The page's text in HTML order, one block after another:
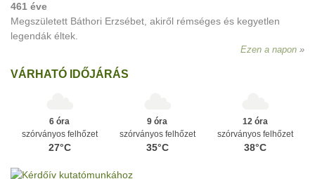
461 éve
Megszületett Báthori Erzsébet, akiről rémséges és kegyetlen
legendák éltek.
Ezen a napon
VÁRHATÓ IDŐJÁRÁS
6 óra
szórványos felhőzet
27°C
9 óra
szórványos felhőzet
35°C
12 óra
szórványos felhőzet
38°C